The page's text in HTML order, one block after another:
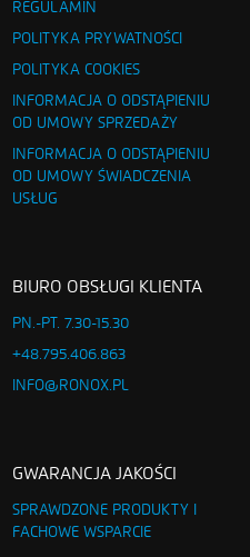
REGULAMIN
POLITYKA PRYWATNOŚCI
POLITYKA COOKIES
INFORMACJA O ODSTĄPIENIU
OD UMOWY SPRZEDAŻY
INFORMACJA O ODSTĄPIENIU
OD UMOWY ŚWIADCZENIA
USŁUG
BIURO OBSŁUGI KLIENTA
PN.-PT. 7.30-15.30
+48.795.406.863
INFO@RONOX.PL
GWARANCJA JAKOŚCI
SPRAWDZONE PRODUKTY I
FACHOWE WSPARCIE